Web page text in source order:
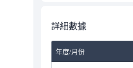
詳細數據
年度/月份